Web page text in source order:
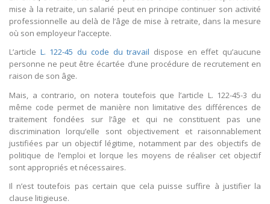
mise à la retraite, un salarié peut en principe continuer son activité
professionnelle au delà de l’âge de mise à retraite, dans la mesure
où son employeur l’accepte.
L’article L. 122-45 du code du travail dispose en effet qu’aucune
personne ne peut être écartée d’une procédure de recrutement en
raison de son âge.
Mais, a contrario, on notera toutefois que l’article L. 122-45-3 du
même code permet de manière non limitative des différences de
traitement fondées sur l’âge et qui ne constituent pas une
discrimination lorqu’elle sont objectivement et raisonnablement
justifiées par un objectif légitime, notamment par des objectifs de
politique de l’emploi et lorque les moyens de réaliser cet objectif
sont appropriés et nécessaires.
Il n’est toutefois pas certain que cela puisse suffire à justifier la
clause litigieuse.